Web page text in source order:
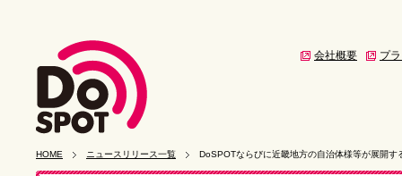
会社概要 プ
HOME ニュースリリース一覧 DoSPOTならびに近畿地方の自治体様等が展開す